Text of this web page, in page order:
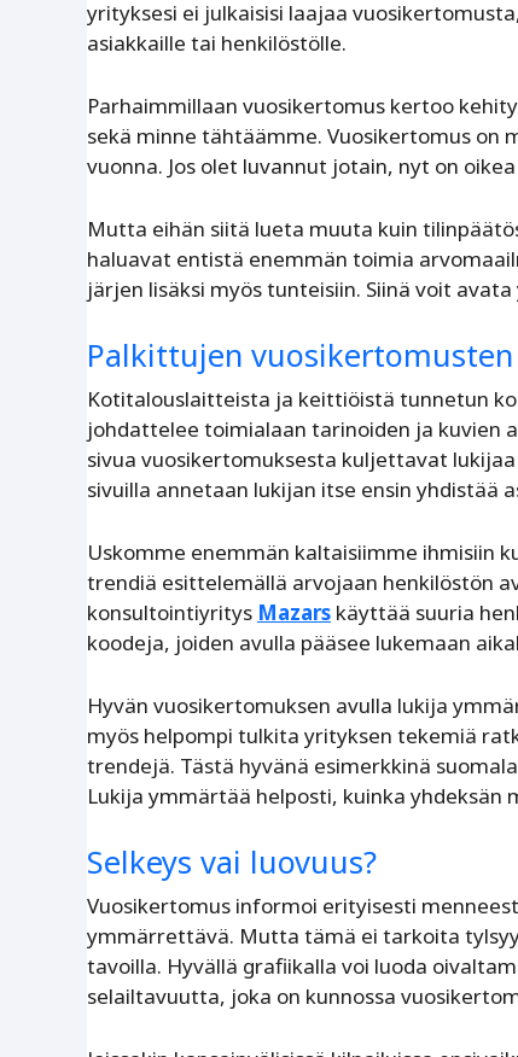
yrityksesi ei julkaisisi laajaa
asiakkaille tai henkilöstölle.
Parhaimmillaan vuosikertomus kertoo
sekä minne tähtäämme. Vuosikertomus
vuonna. Jos olet luvannut jotain, nyt on
Mutta eihän siitä lueta muuta kuin
haluavat entistä enemmän toimia
järjen lisäksi myös tunteisiin. Siinä voit
Palkittujen
Kotitalouslaitteista ja keittiöistä tunnetun
johdattelee toimialaan tarinoiden ja kuvien
sivua vuosikertomuksesta kuljettavat
sivuilla annetaan lukijan itse ensin yhdistää
Uskomme enemmän kaltaisiimme ihmisiin
trendiä esittelemällä arvojaan henkilöstön
konsultointiyritys Mazars käyttää suuria
koodeja, joiden avulla pääsee lukemaan
Hyvän vuosikertomuksen avulla lukija
myös helpompi tulkita yrityksen tekemiä
trendejä. Tästä hyvänä esimerkkinä
Lukija ymmärtää helposti, kuinka
Selkeys vai luovuus?
Vuosikertomus informoi erityisesti
ymmärrettävä. Mutta tämä ei tarkoita
tavoilla. Hyvällä grafiikalla voi luoda
selailtavuutta, joka on kunnossa